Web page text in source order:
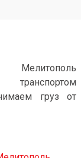
Мелитополь
транспортом
груз от